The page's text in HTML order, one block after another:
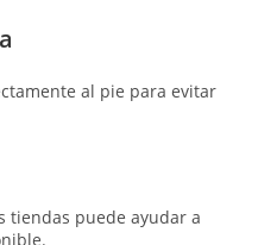
al pie para evitar
tiendas puede ayudar a